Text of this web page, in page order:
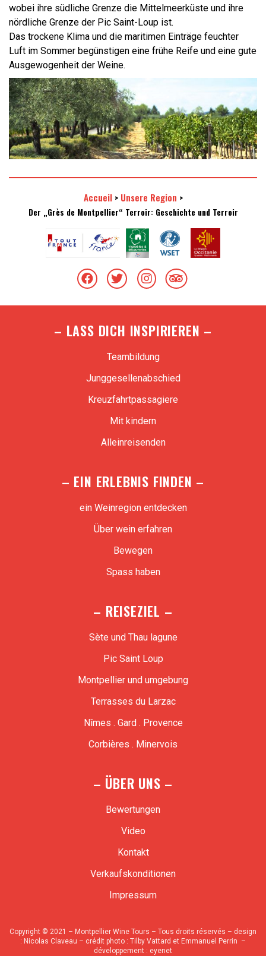
wobei ihre südliche Grenze die Mittelmeerküste und ihre
nördliche Grenze der Pic Saint-Loup ist.
Das trockene Klima und die maritimen Einträge feuchter
Luft im Sommer begünstigen eine frühe Reife und eine gute
Ausgewogenheit der Weine.
Accueil> Unsere Region >
Der „Grès de Montpellier“ Terroir: Geschichte und Terroir
– LASS DICH INSPIRIEREN –
Teambildung
Junggesellenabschied
Kreuzfahrtpassagiere
Mit kindern
Alleinreisenden
– EIN ERLEBNIS FINDEN –
ein Weinregion entdecken
Über wein erfahren
Bewegen
Spass haben
– REISEZIEL –
Sète und Thau lagune
Pic Saint Loup
Montpellier und umgebung
Terrasses du Larzac
Nîmes . Gard . Provence
Corbières . Minervois
– ÜBER UNS –
Bewertungen
Video
Kontakt
Verkaufskonditionen
Impressum
Copyright © 2021 – Montpellier Wine Tours – Tous droits réservés – design
: Nicolas Claveau – crédit photo : Tilby Vattard et Emmanuel Perrin –
développement : eyenet